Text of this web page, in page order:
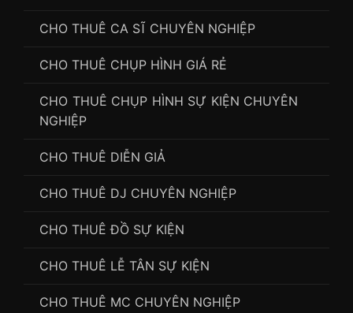
CHO THUÊ CA SĨ CHUYÊN NGHIỆP
CHO THUÊ CHỤP HÌNH GIÁ RẺ
CHO THUÊ CHỤP HÌNH SỰ KIỆN CHUYÊN
NGHIỆP
CHO THUÊ DIỄN GIẢ
CHO THUÊ DJ CHUYÊN NGHIỆP
CHO THUÊ ĐỒ SỰ KIỆN
CHO THUÊ LỄ TÂN SỰ KIỆN
CHO THUÊ MC CHUYÊN NGHIỆP